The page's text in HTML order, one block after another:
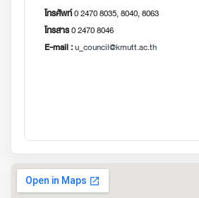
โทรศัพท์0 2470 8035, 8040, 8063
โทรสาร0 2470 8046
E-mail :u_council@kmutt.ac.th